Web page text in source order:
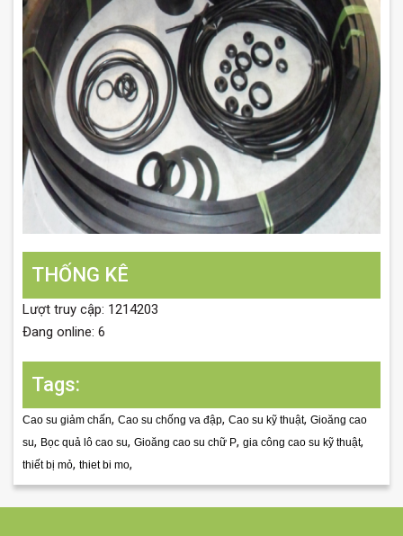
THỐNG KÊ
Lượt truy cập: 1214203
Đang online: 6
Tags:
Cao su giảm chấn, Cao su chống va đập, Cao su kỹ thuật, Gioăng cao
su, Bọc quả lô cao su, Gioăng cao su chữ P, gia công cao su kỹ thuật,
thiết bị mỏ, thiet bi mo,